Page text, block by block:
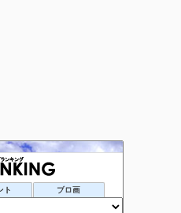
ト ブロ画
じ
脳を共有